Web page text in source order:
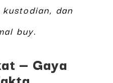
dan
buy.
— Gaya